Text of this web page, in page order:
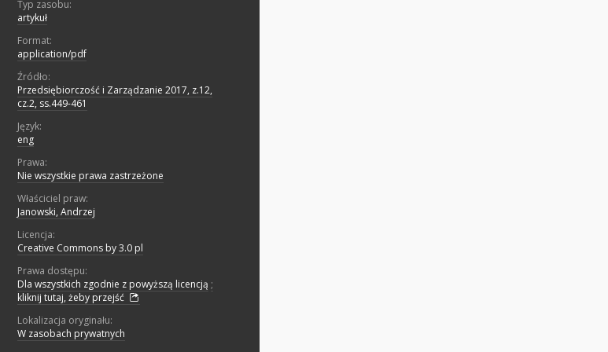
Typ zasobu:
artykuł
Format:
application/pdf
Źródło:
Przedsiębiorczość i Zarządzanie 2017, z.12,
cz.2, ss.449-461
Język:
eng
Prawa:
Nie wszystkie prawa zastrzeżone
Właściciel praw:
Janowski, Andrzej
Licencja:
Creative Commons by 3.0 pl
Prawa dostępu:
Dla wszystkich zgodnie z powyższą licencją ;
kliknij tutaj, żeby przejść
Lokalizacja oryginału:
W zasobach prywatnych